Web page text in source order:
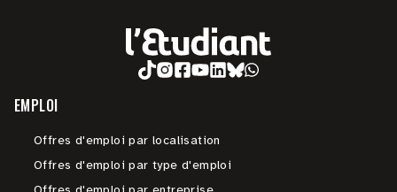
EMPLOI
Offres d'emploi par localisation
Offres d'emploi par type d'emploi